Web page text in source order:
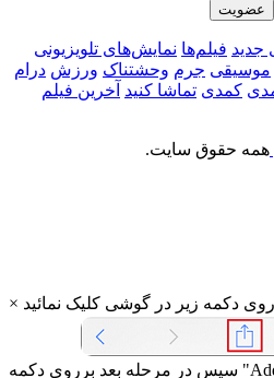
عضویت
جدید فیلم‌ها نمایش‌های تلویزیونی
موسیقی جرم وحشتناک ورزش درام
کمدی تماشا کنید آخرین فیلم
همه حقوق سایت.
× دکمه زیر در گوشی کلیک نمائید
سپس در مرحله بعد برروی دکمه "Add To Home Screen" کلیک